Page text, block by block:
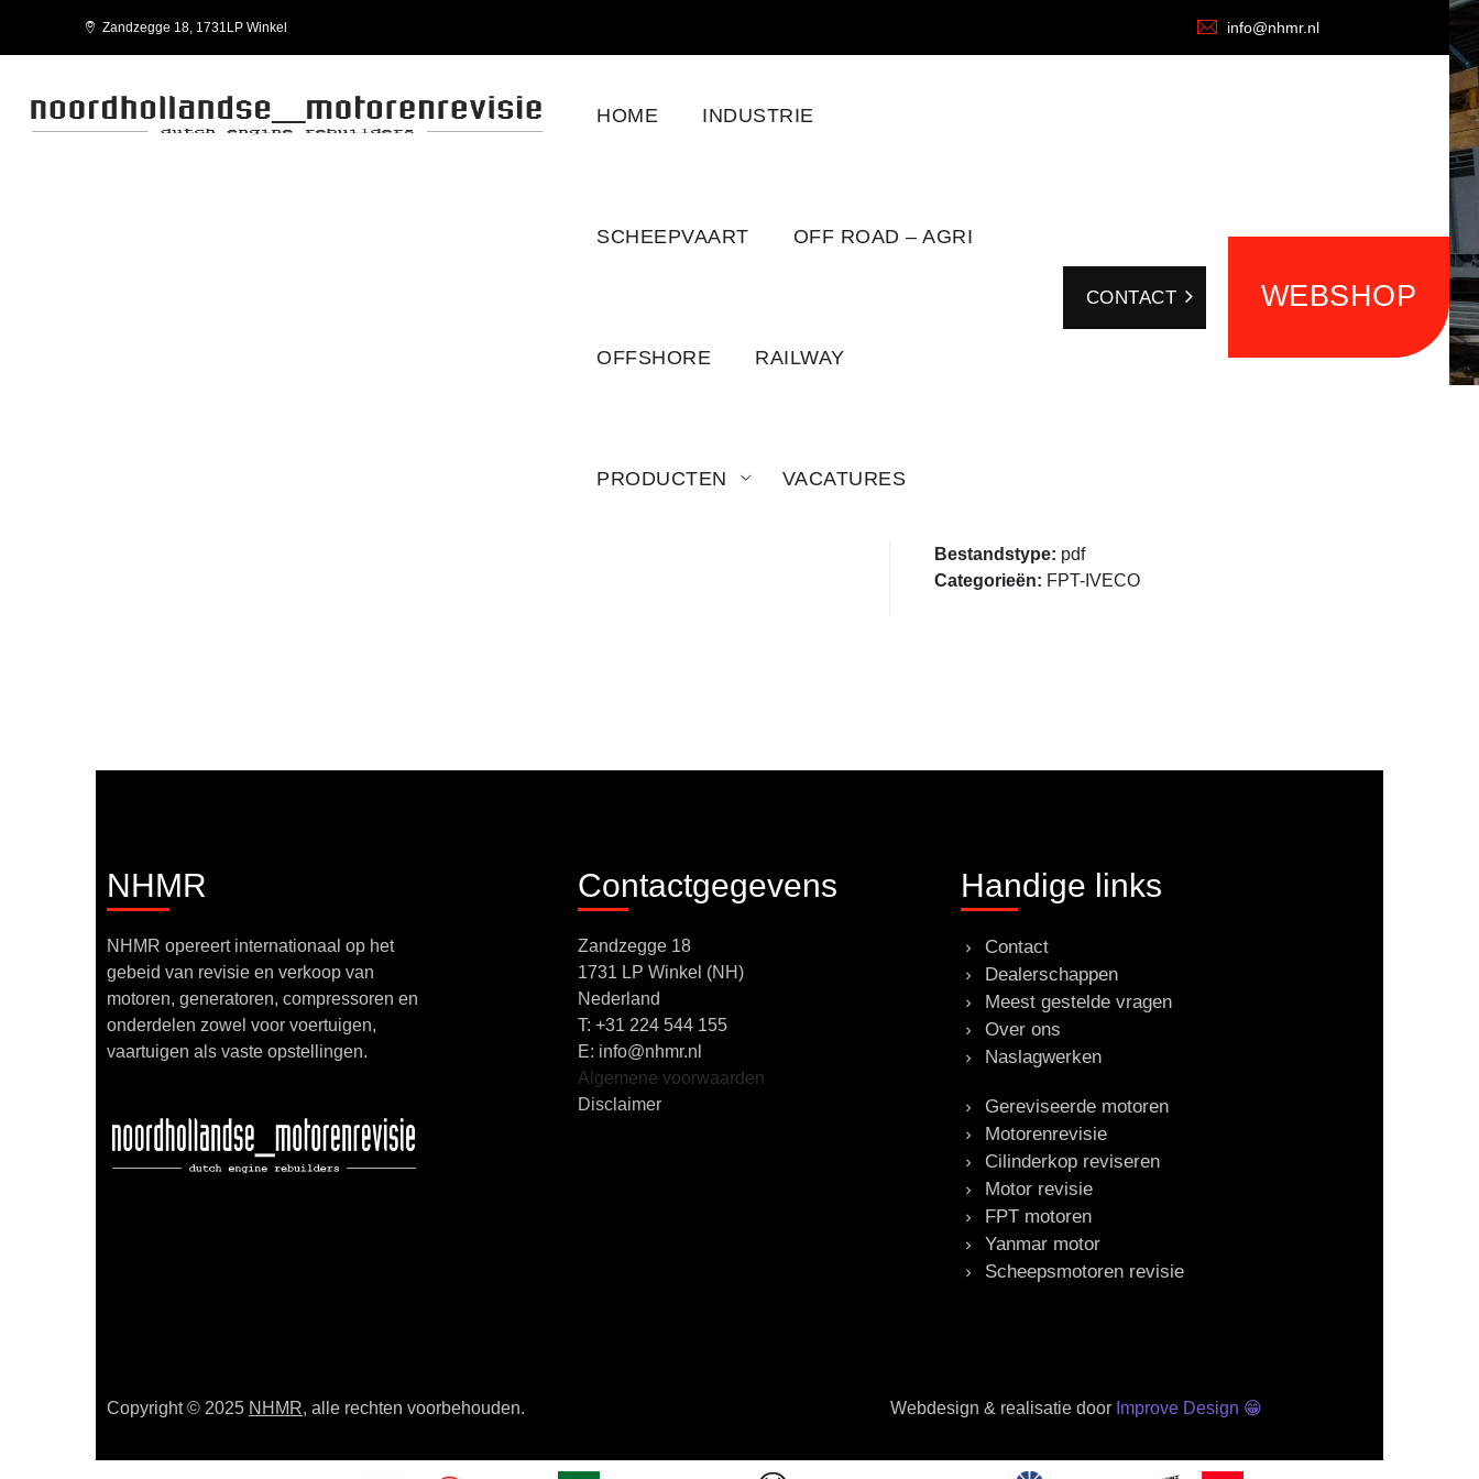
Zandzegge 18, 1731LP Winkel info@nhmr.nl
HOME INDUSTRIE
SCHEEPVAART OFF ROAD – AGRI
OFFSHORE RAILWAY
PRODUCTEN VACATURES
CONTACT WEBSHOP
Bestandstype: pdf
Categorieën: FPT-IVECO
NHMR
NHMR opereert internationaal op het
gebeid van revisie en verkoop van
motoren, generatoren, compressoren en
onderdelen zowel voor voertuigen,
vaartuigen als vaste opstellingen.
Contactgegevens
Zandzegge 18
1731 LP Winkel (NH)
Nederland
T: +31 224 544 155
E: info@nhmr.nl
Algemene voorwaarden
Disclaimer
Handige links
Contact
Dealerschappen
Meest gestelde vragen
Over ons
Naslagwerken
Gereviseerde motoren
Motorenrevisie
Cilinderkop reviseren
Motor revisie
FPT motoren
Yanmar motor
Scheepsmotoren revisie
Copyright © 2025 NHMR, alle rechten voorbehouden. Webdesign & realisatie door Improve Design 😁